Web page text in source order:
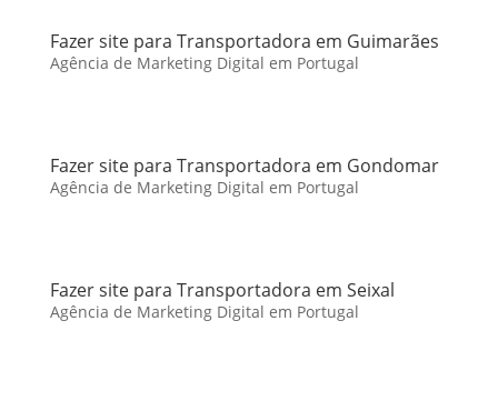
Fazer site para Transportadora em Guimarães
Agência de Marketing Digital em Portugal
Fazer site para Transportadora em Gondomar
Agência de Marketing Digital em Portugal
Fazer site para Transportadora em Seixal
Agência de Marketing Digital em Portugal